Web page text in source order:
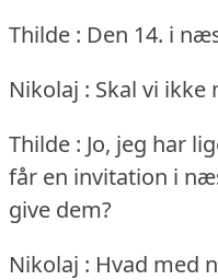
Thilde : Den 14. i
Nikolaj : Skal vi
Thilde : Jo, jeg har
får en invitation i
give dem?
Nikolaj : Hvad med